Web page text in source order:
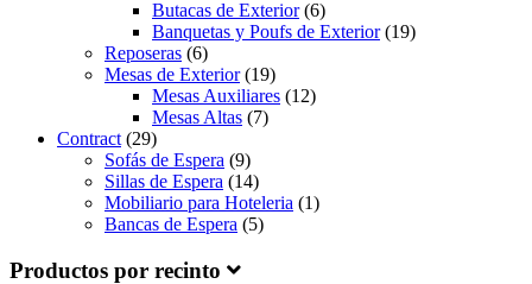
Butacas de Exterior(6)
Banquetas y Poufs de Exterior(19)
Reposeras (6)
Mesas de Exterior(19)
Mesas Auxiliares (12)
Mesas Altas (7)
Contract (29)
Sofás de Espera (9)
Sillas de Espera (14)
Mobiliario para Hoteleria (1)
Bancas de Espera (5)
Productos por recinto